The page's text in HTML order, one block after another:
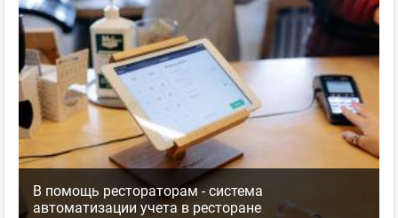
В помощь рестораторам - система
автоматизации учета в ресторане